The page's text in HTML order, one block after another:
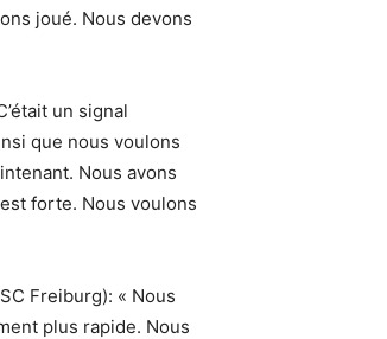
joué. Nous devons
un signal
que nous voulons
Nous avons
forte. Nous voulons
Freiburg): « Nous
plus rapide. Nous